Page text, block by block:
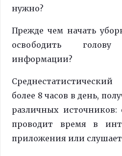
нужно?
Прежде чем начать
освободить
информации?
более 8 часов в день,
различных источников:
проводит время в
приложения или